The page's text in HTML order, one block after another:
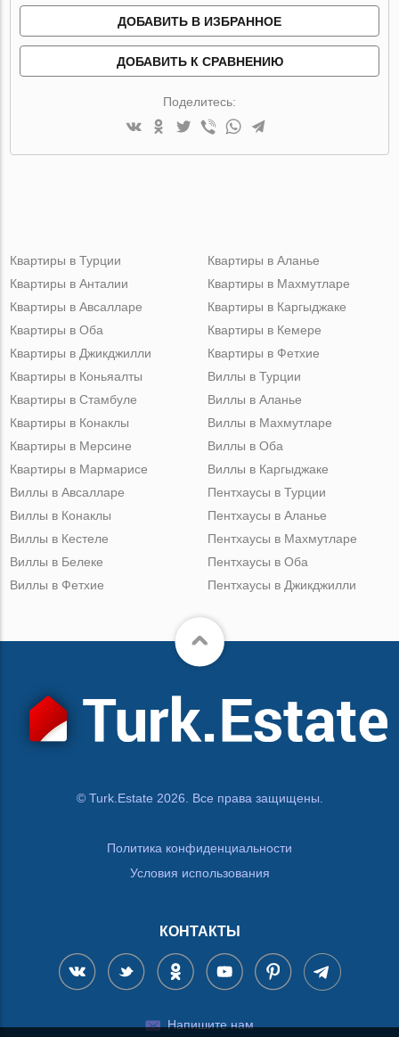
ДОБАВИТЬ В ИЗБРАННОЕ
ДОБАВИТЬ К СРАВНЕНИЮ
Поделитесь:
Квартиры в Турции
Квартиры в Анталии
Квартиры в Авсалларе
Квартиры в Оба
Квартиры в Джикджилли
Квартиры в Аланье
Квартиры в Махмутларе
Квартиры в Каргыджаке
Квартиры в Кемере
Квартиры в Фетхие
Квартиры в Коньяалты
Квартиры в Стамбуле
Квартиры в Конаклы
Квартиры в Мерсине
Квартиры в Мармарисе
Виллы в Турции
Виллы в Аланье
Виллы в Махмутларе
Виллы в Оба
Виллы в Каргыджаке
Виллы в Авсалларе
Виллы в Конаклы
Виллы в Кестеле
Виллы в Белеке
Виллы в Фетхие
Пентхаусы в Турции
Пентхаусы в Аланье
Пентхаусы в Махмутларе
Пентхаусы в Оба
Пентхаусы в Джикджилли
© Turk.Estate 2026. Все права защищены.
Политика конфиденциальности
Условия использования
КОНТАКТЫ
Напишите нам